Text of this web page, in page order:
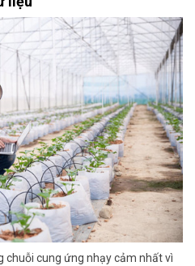
cung ứng nhạy cảm nhất vì